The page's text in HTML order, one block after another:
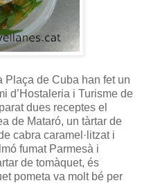
Plaça de Cuba han fet un
d’Hostaleria i Turisme de
dues receptes el
de Mataró, un tàrtar de
cabra caramel·litzat i
fumat Parmesà i
de tomàquet, és
pometa va molt bé per